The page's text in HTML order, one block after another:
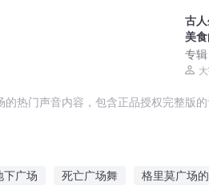
古
美
专
古
热门声音内容，包含正品授权完整版
下广场 死亡广场舞 格里莫广场